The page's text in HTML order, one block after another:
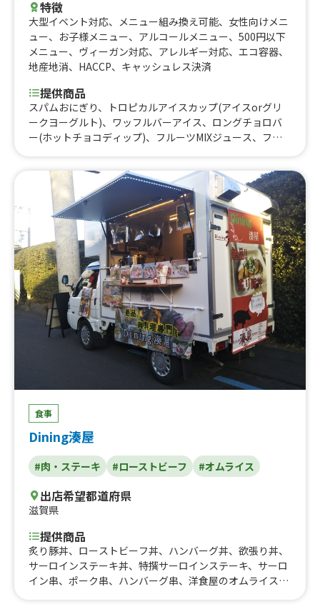
特徴
大型イベント対応、 メニュー組み換え可能、 女性向けメニ
ュー、 お子様メニュー、 アルコールメニュー、 500円以下
メニュー、 ヴィーガン対応、 アレルギー対応、 エコ容器、
地産地消、 HACCP、 キャッシュレス決済
提供商品
スパムおにぎり、トロピカルアイスカップ(アイスorグリ
ークヨーグルト)、ワッフルバーアイス、ロングチョロバ
ー(ホットチョコディップ)、フルーツMIXジュース、フル
ム、ハワイアンクレープ、ハワイアンパンケーキ(ダブル:2
枚)、パフェ、牛やきにくレモン、大きなジューシーたまご
焼きプレート、チキンオーバーライス(ミディアムサイ
ズ)、炙りポキ(ミディアムサイズ)、オーガニックアサイー
ボウル(ミディアムサイズ)、ハワイアンカップパンケーキ
(アイスのせ)、ハワイアンカップパンケーキ(バニラ生クリ
ーム)、ロングチョロバー(アイスのせ)、ワッフルサンド、
BBQポークプレート、ロコモコカレープレート、チキンオ
ーバーライス、牛ステーキプレート、ガーリックアヒステ
ーキプレート、炙りポキプレート、チョコレートドリンク
(HOT・ICE)、ロングチョロバー、ミックスナッツ、チキ
ンソテー、国産根菜の筑前煮、アヒ(マグロ)ステーキ、紅
芋コロッケ、オーガニックアサイーボウル（ハーフサイ
ズ）、オーガニックアサイーボウル（レギュラーサイ
ズ）、tea、drink_ラテ①、drink_ラテ②、ハワイアンド
ーナツ「マラサダ」、カラフルソーダ、ポテト&チーズド
ッグ(2コ)、ポテト&カレーボール(2コ)、ポテト&モチコチ
キン(大2コ)、やきにく丼、ハワイアンポーク丼、ビッグモ
チコチキン丼／BIG MOCHIKO CHICKEN BOWL、熟成牛の
ローストビーフ丼／ROAST BEEF BOWL、ゴロっとミート
のハワイアンタコライス／Taco Rice、ココナッツバター
ュアスパラとベーコンのレモンパスタ／Pasta with lemo
n sauce、ハワイアンドーナツ「タロマラサダ／Taro Mala
シュガー)、米粉のハワイアンパンケーキ、ビッグモチコチ
キン（3個入）、フライドポテト／French fries、ランチド
リンク（コーヒー・紅茶・ソフトドリンク）、ガーリック
えだまめ、ハワイコナブレンドコーヒー、ハワイアンブレ
食事
Dining湊屋
#肉・ステーキ #ローストビーフ #オムライス
出店希望都道府県
滋賀県
提供商品
炙り豚丼、ローストビーフ丼、ハンバーグ丼、欲張り丼、
サーロインステーキ丼、特撰サーロインステーキ、サーロ
イン串、ポーク串、ハンバーグ串、洋食屋のオムライス、